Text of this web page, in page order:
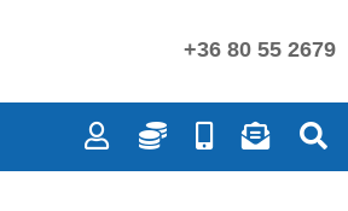
+36 80 55 2679